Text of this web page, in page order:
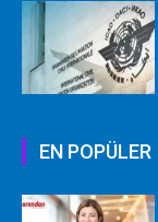
EN POPÜLER